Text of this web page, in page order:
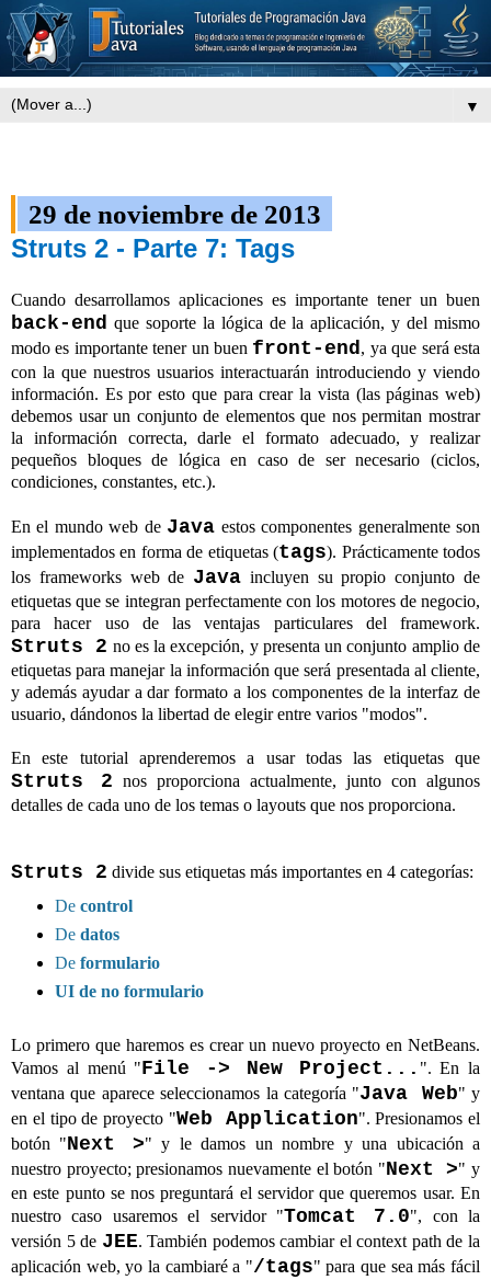
▼
29 de noviembre de 2013
Struts 2 - Parte 7: Tags
Cuando desarrollamos aplicaciones es importante tener un buen
back-end que soporte la lógica de la aplicación, y del mismo
modo es importante tener un buen front-end, ya que será esta
con la que nuestros usuarios interactuarán introduciendo y viendo
información. Es por esto que para crear la vista (las páginas web)
debemos usar un conjunto de elementos que nos permitan mostrar
la información correcta, darle el formato adecuado, y realizar
pequeños bloques de lógica en caso de ser necesario (ciclos,
condiciones, constantes, etc.).
En el mundo web de Java estos componentes generalmente son
implementados en forma de etiquetas (tags). Prácticamente todos
los frameworks web de Java incluyen su propio conjunto de
etiquetas que se integran perfectamente con los motores de negocio,
para hacer uso de las ventajas particulares del framework.
Struts 2 no es la excepción, y presenta un conjunto amplio de
etiquetas para manejar la información que será presentada al cliente,
y además ayudar a dar formato a los componentes de la interfaz de
usuario, dándonos la libertad de elegir entre varios "modos".
En este tutorial aprenderemos a usar todas las etiquetas que
Struts 2 nos proporciona actualmente, junto con algunos
detalles de cada uno de los temas o layouts que nos proporciona.
Struts 2 divide sus etiquetas más importantes en 4 categorías:
De control
De datos
De formulario
UI de no formulario
Lo primero que haremos es crear un nuevo proyecto en NetBeans.
Vamos al menú "File -> New Project... ". En la
ventana que aparece seleccionamos la categoría "Java Web" y
en el tipo de proyecto "Web Application". Presionamos el
botón "Next >" y le damos un nombre y una ubicación a
nuestro proyecto; presionamos nuevamente el botón "Next >" y
en este punto se nos preguntará el servidor que queremos usar. En
nuestro caso usaremos el servidor "Tomcat 7.0", con la
versión 5 de JEE. También podemos cambiar el context path de la
aplicación web, yo la cambiaré a "/tags" para que sea más fácil